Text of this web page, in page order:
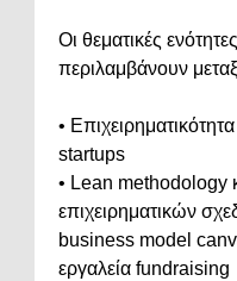
Οι θεματικές
περιλαμβάνουν
•
startups
• Lean methodology
επιχειρηματικών
business model
εργαλεία fundraising